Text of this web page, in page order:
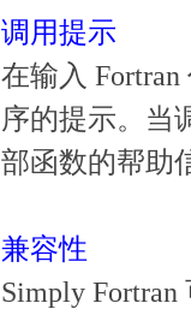
调用提示
在输入
序的提示。当
部函数的帮助
兼容性
Simply Fortran